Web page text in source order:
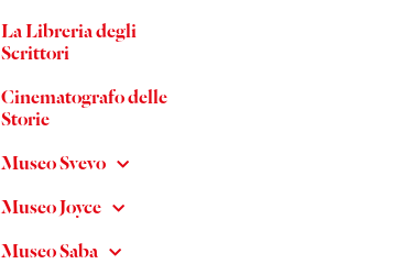
La Libreria degli
Scrittori
Cinematografo delle
Storie
Museo Svevo
Museo Joyce
Museo Saba